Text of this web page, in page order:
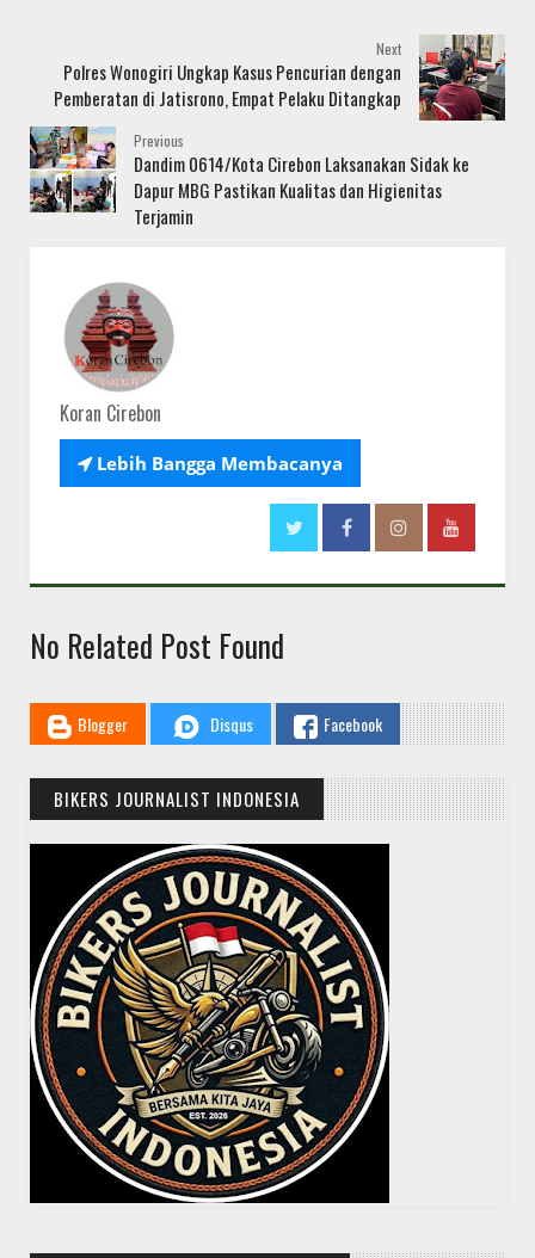
Next
Polres Wonogiri Ungkap Kasus Pencurian dengan
Pemberatan di Jatisrono, Empat Pelaku Ditangkap
Previous
Dandim 0614/Kota Cirebon Laksanakan Sidak ke
Dapur MBG Pastikan Kualitas dan Higienitas
Terjamin
Koran Cirebon
Lebih Bangga Membacanya
No Related Post Found
Blogger Disqus Facebook
BIKERS JOURNALIST INDONESIA